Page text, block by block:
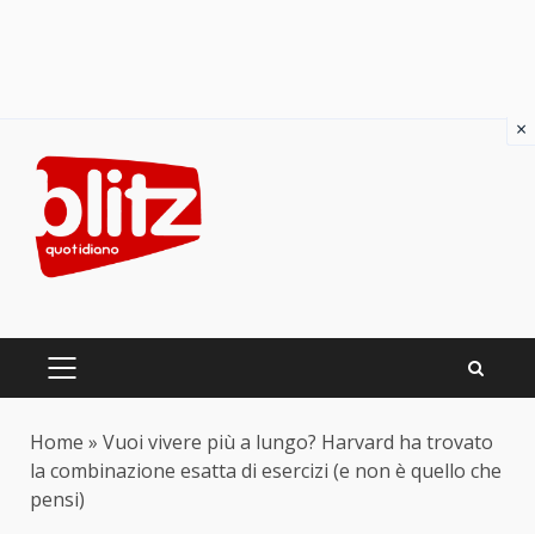
content
PRIMARY
Home » Vuoi vivere più a lungo? Harvard ha trovato
la combinazione esatta di esercizi (e non è quello che
pensi)
×